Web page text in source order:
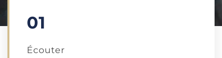
01
Écouter​